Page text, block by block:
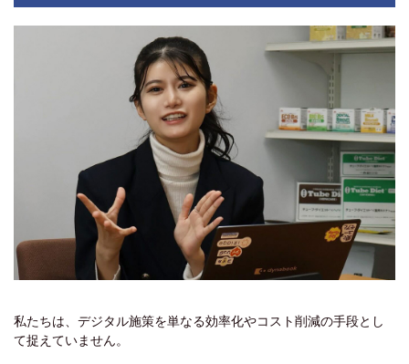
私たちは、デジタル施策を単なる効率化やコスト削減の手段とし
て捉えていません。